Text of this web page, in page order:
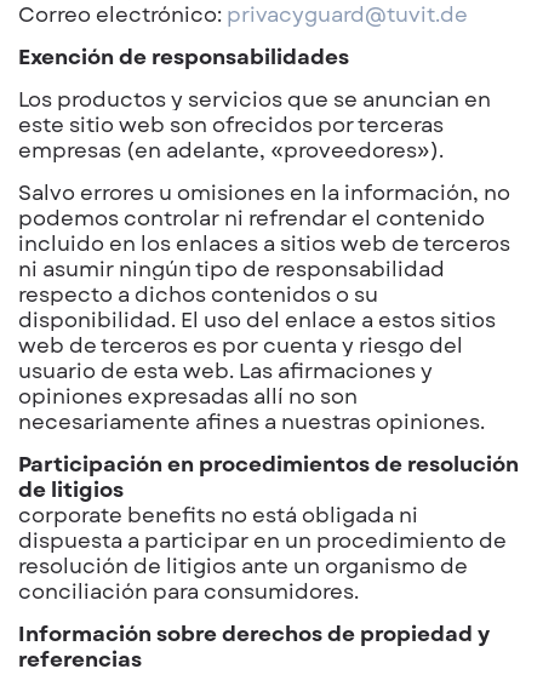
Correo electrónico: privacyguard@tuvit.de
Exención de responsabilidades
Los productos y servicios que se anuncian en
este sitio web son ofrecidos por terceras
empresas (en adelante, «proveedores»).
Salvo errores u omisiones en la información, no
podemos controlar ni refrendar el contenido
incluido en los enlaces a sitios web de terceros
ni asumir ningún tipo de responsabilidad
respecto a dichos contenidos o su
disponibilidad. El uso del enlace a estos sitios
web de terceros es por cuenta y riesgo del
usuario de esta web. Las afirmaciones y
opiniones expresadas allí no son
necesariamente afines a nuestras opiniones.
Participación en procedimientos de resolución
de litigios
corporate benefits no está obligada ni
dispuesta a participar en un procedimiento de
resolución de litigios ante un organismo de
conciliación para consumidores.
Información sobre derechos de propiedad y
referencias